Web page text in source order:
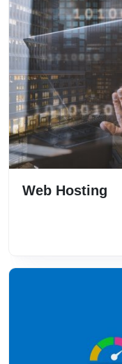
Web Hosting